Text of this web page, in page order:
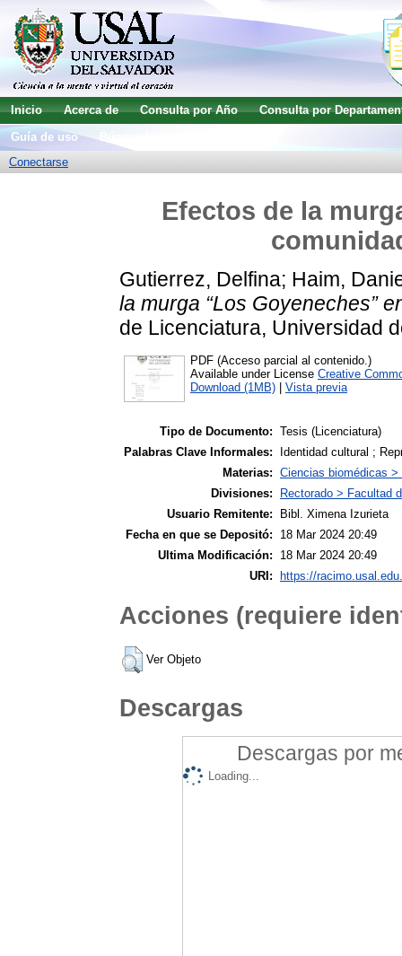
Inicio Acerca de Consulta por Año
Consulta por
Guía de uso
Conectarse
Efectos de la
Gutierrez, Delfina; Haim,
la murga “Los Goyeneches”
de Licenciatura, Universidad
PDF (Acceso parcial al contenido.)
Available under License Creative
Download (1MB)
Vista previa
Tipo de Documento: Tesis (Licenciatura)
Palabras Clave Informales:
Identidad cultural ;
Materias: Ciencias biomédicas
Divisiones:
Rectorado > Facultad
Usuario Remitente:
Bibl. Ximena Izurieta
Fecha en que se Depositó:
18 Mar 2024 20:49
Ultima Modificación:
18 Mar 2024 20:49
URI:
https://
Acciones (requiere
Ver Objeto
Descargas
Descargas por
Loading...